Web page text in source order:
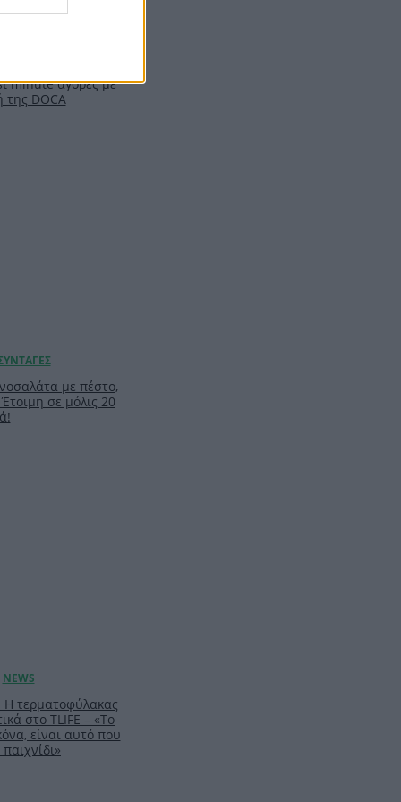
minute αγορές με
DOCA
με πέστο,
σε μόλις 20
τερματοφύλακας
στο TLIFE – «Το
είναι αυτό που